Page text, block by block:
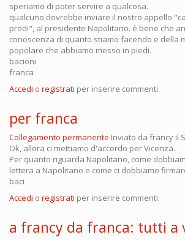
speriamo di poter servire a qualcosa.
qualcuno dovrebbe inviare il nostro appello
prodi", al presidente Napolitano. è bene che
conoscenza di quanto stiamo facendo e della
popolare che abbiamo messo in piedi.
bacioni
franca
Accedi o registrati per inserire commenti.
per franca
Collegamento permanente Inviato da francy il
Ok, allora ci mettiamo d'accordo per Vicenza.
Per quanto riguarda Napolitano, come
lettera a Napolitano e come ci dobbiamo
baci
Accedi o registrati per inserire commenti.
a francy da franca: tutti a